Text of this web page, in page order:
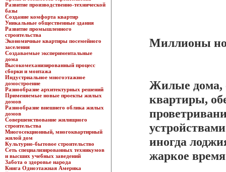
Развитие производственно-технической
базы
Создание комфорта квартир
Уникальные общественные здания
Развитие промышленного
строительства
Экономичные квартиры посемейного
заселения
Создаваемые экспериментальные
дома
Высокомеханизированный процесс
сборки и монтажа
Индустриальное многоэтажное
домостроение
Разнообразие архитектурных решений
Применяемые новые проекты жилых
домов
Разнообразие внешнего облика жилых
домов
Совершенствование жилищного
строительства
Многосекционный, многоквартирный
жилой дом
Культурно-бытовое строительство
Сеть специализированных техникумов
и высших учебных заведений
Забота о здоровье народа
Книга Одноэтажная Америка
Миллионы
Жилые дома,
квартиры,
иногда
жаркое